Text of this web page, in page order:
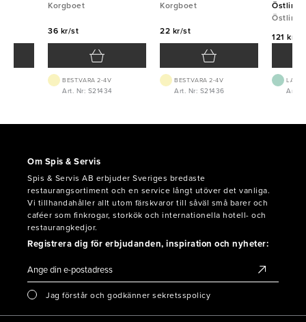
Korgboet
36 kr/st
BEST.VARA 2-4V
Art. Nr: S21434
Korgboet
22 kr/st
BEST.VARA 2-4V
Art. Nr: S21436
Östlin
Östlin
121 kr/st
Art.
Om Spis & Servis
Spis & Servis AB erbjuder Sveriges bredaste
restaurangsortiment och en service långt utöver det vanliga.
Vi tillhandahåller allt utom färskvaror till såväl små barer och
caféer som finkrogar, storkök och internationella hotell- och
restaurangkedjor.
Registrera dig för erbjudanden, inspiration och nyheter:
Jag förstår och godkänner sekretsspolicy